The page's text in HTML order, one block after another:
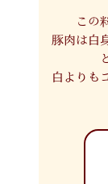
この
豚肉は白
白よりも